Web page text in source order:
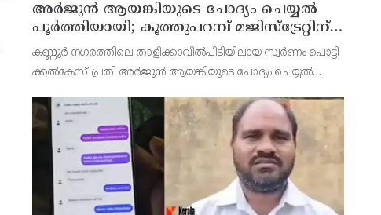
അര്‍ജുന്‍ ആയങ്കിയുടെ ചോദ്യം ചെയ്യല്‍
പൂര്‍ത്തിയായി; കൂത്തുപറമ്പ് മജിസ്ട്രേറ്റിന്
മുൻപില്‍ ഹാജരാക്കും
കണ്ണൂർ നഗരത്തിലെ താളിക്കാവിൽപിടിയിലായ സ്വർണം പൊട്ടി
ക്കൽകേസ് പ്രതി അര്‍ജുന്‍ ആയങ്കിയുടെ ചോദ്യം ചെയ്യല്‍